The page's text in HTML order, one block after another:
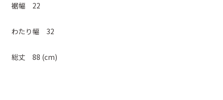
裾幅 22
わたり幅 32
総丈 88 (cm)